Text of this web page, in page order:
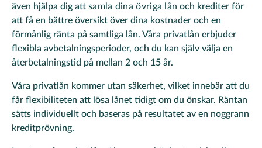
även hjälpa dig att samla dina övriga lån och krediter för
att få en bättre översikt över dina kostnader och en
förmånlig ränta på samtliga lån. Våra privatlån erbjuder
flexibla avbetalningsperioder, och du kan själv välja en
återbetalningstid på mellan 2 och 15 år.
Våra privatlån kommer utan säkerhet, vilket innebär att du
får flexibiliteten att lösa lånet tidigt om du önskar. Räntan
sätts individuellt och baseras på resultatet av en noggrann
kreditprövning.